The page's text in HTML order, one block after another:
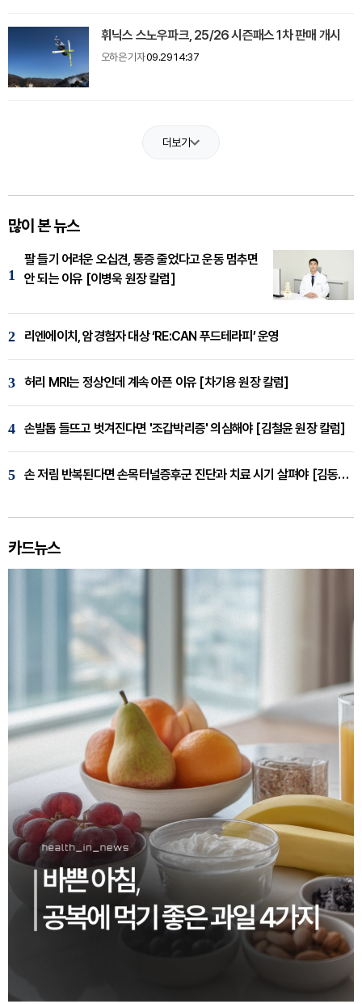
휘닉스 스노우파크, 25/26 시즌패스 1차 판매 개시
오하은 기자09.29 14:37
더보기
많이 본 뉴스
1
팔 들기 어려운 오십견, 통증 줄었다고 운동 멈추면
안 되는 이유 [이병욱 원장 칼럼]
2 리엔에이치, 암경험자 대상 ‘RE:CAN 푸드테라피’ 운영
3 허리 MRI는 정상인데 계속 아픈 이유 [차기용 원장 칼럼]
4 손발톱 들뜨고 벗겨진다면 '조갑박리증' 의심해야 [김철윤 원장 칼럼]
5 손 저림 반복된다면 손목터널증후군 진단과 치료 시기 살펴야 [김동현 원장 칼럼]
카드뉴스